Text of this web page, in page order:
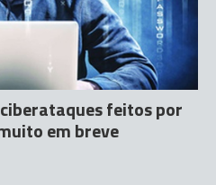
feitos por
em breve